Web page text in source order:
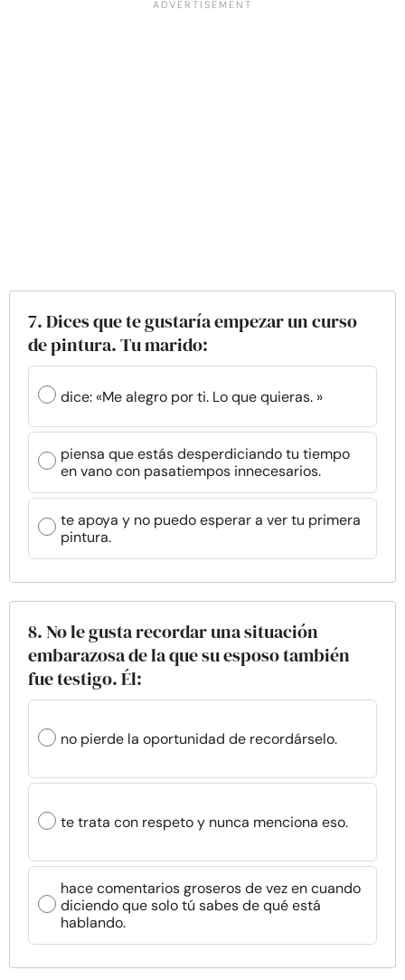
7. Dices que te gustaría empezar un curso
de pintura. Tu marido:
dice: «Me alegro por ti. Lo que quieras. »
piensa que estás desperdiciando tu tiempo
en vano con pasatiempos innecesarios.
te apoya y no puedo esperar a ver tu primera
pintura.
8. No le gusta recordar una situación
embarazosa de la que su esposo también
fue testigo. Él:
no pierde la oportunidad de recordárselo.
te trata con respeto y nunca menciona eso.
hace comentarios groseros de vez en cuando
diciendo que solo tú sabes de qué está
hablando.